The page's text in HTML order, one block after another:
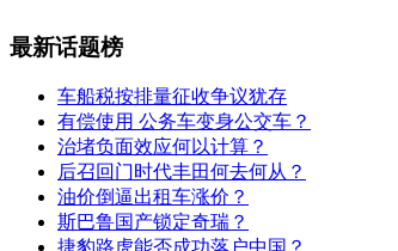
最新话题榜
车船税按排量征收争议犹存
有偿使用 公务车变身公交车？
治堵负面效应何以计算？
后召回门时代丰田何去何从？
油价倒逼出租车涨价？
斯巴鲁国产锁定奇瑞？